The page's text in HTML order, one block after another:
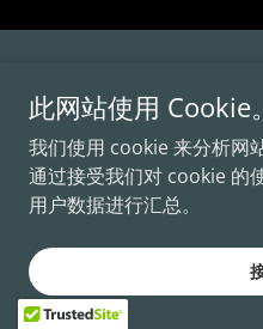
B&Y
版权© 2026 B&Y
此网站使用 Cookie。
我们使用 cookie 来分析网
通过接受我们对 cookie 的
用户数据进行汇总。